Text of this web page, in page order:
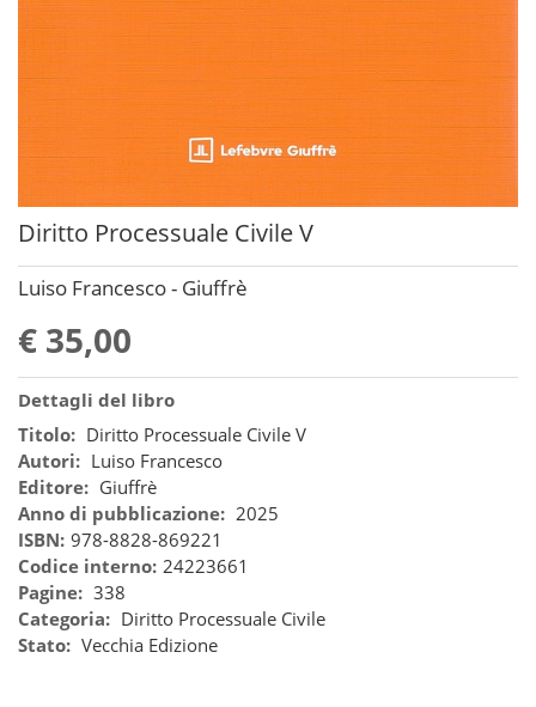
Diritto Processuale Civile V
Luiso Francesco - Giuffrè
€ 35,00
Dettagli del libro
Titolo: Diritto Processuale Civile V
Autori: Luiso Francesco
Editore: Giuffrè
Anno di pubblicazione: 2025
ISBN: 978-8828-869221
Codice interno: 24223661
Pagine: 338
Categoria: Diritto Processuale Civile
Stato: Vecchia Edizione